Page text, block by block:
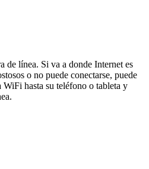
de línea. Si va a donde Internet es
o no puede conectarse, puede
WiFi hasta su teléfono o tableta y